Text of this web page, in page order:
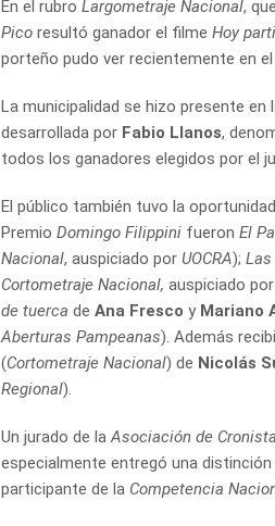
En el rubro Largometraje Nacional,
Pico resultó ganador el filme Hoy
porteño pudo ver recientemente en
La municipalidad se hizo presente
desarrollada por Fabio Llanos,
todos los ganadores elegidos por el
El público también tuvo la
Premio Domingo Filippini fueron El
Nacional, auspiciado por UOCRA);
Cortometraje Nacional, auspiciado
de tuerca de Ana Fresco y Mariano
Aberturas Pampeanas). Además
(Cortometraje Nacional) de Nicolás
Regional).
Un jurado de laAsociación de
especialmente entregó una distinción
participante de la Competencia